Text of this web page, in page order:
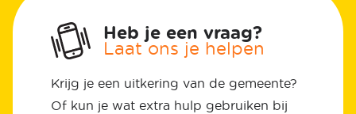
Heb je een vraag?
Laat ons je helpen
Krijg je een uitkering van de gemeente?
Of kun je wat extra hulp gebruiken bij